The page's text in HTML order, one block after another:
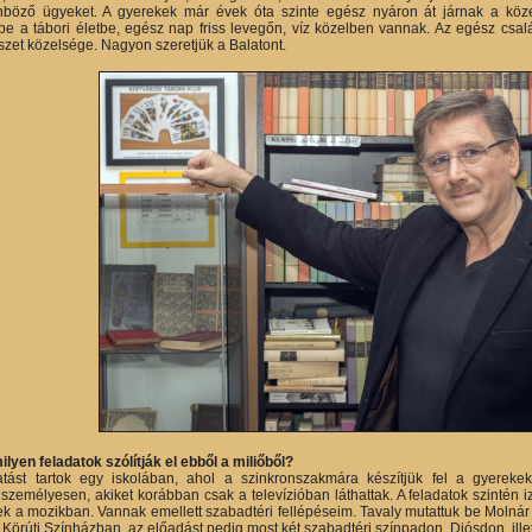
ügyeket. A gyerekek már évek óta szinte egész nyáron át járnak a
a tábori életbe, egész nap friss levegőn, víz közelben vannak. Az egész
közelsége. Nagyon szeretjük a Balatont.
feladatok szólítják el ebből a miliőből?
tartok egy iskolában, ahol a szinkronszakmára készítjük fel a
akiket korábban csak a televízióban láthattak. A feladatok
a mozikban. Vannak emellett szabadtéri fellépéseim. Tavaly mutattuk be
Színházban, az előadást pedig most két szabadtéri színpadon, Diósdon,